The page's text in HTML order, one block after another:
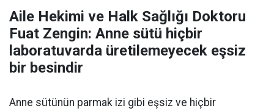
Aile Hekimi ve Halk Sağlığı Doktoru
Fuat Zengin: Anne sütü hiçbir
laboratuvarda üretilemeyecek eşsiz
bir besindir
Anne sütünün parmak izi gibi eşsiz ve hiçbir